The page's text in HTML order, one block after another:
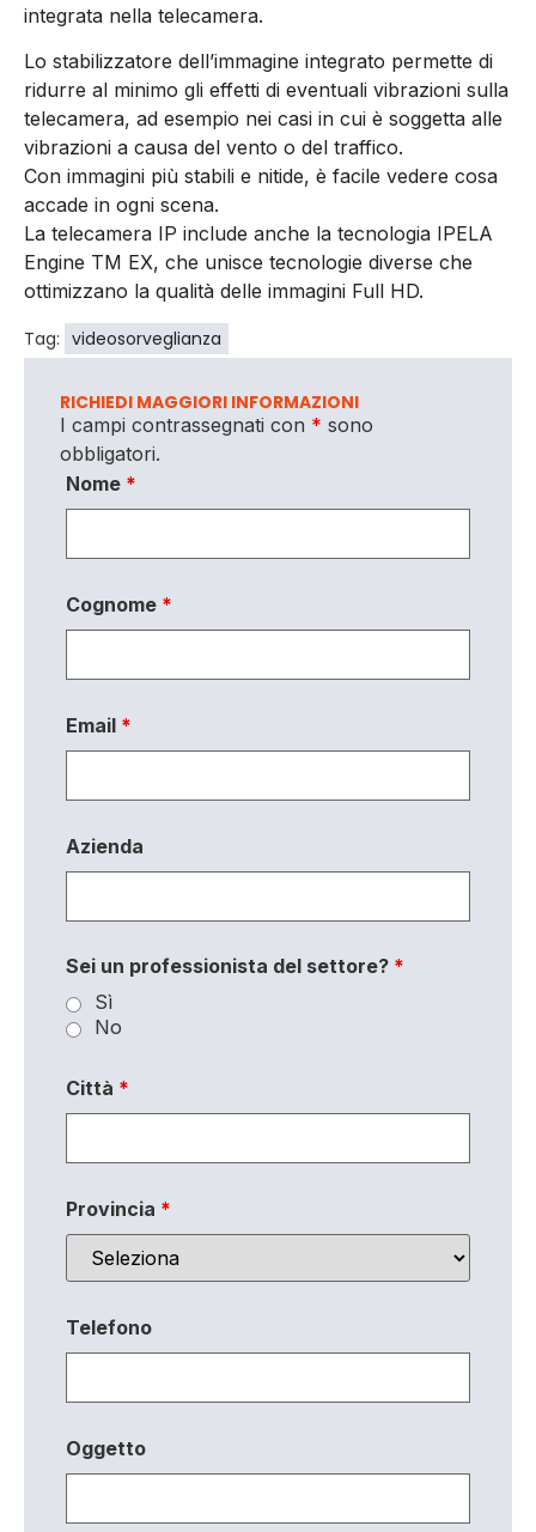
integrata nella telecamera.
Lo stabilizzatore dell’immagine integrato permette di
ridurre al minimo gli effetti di eventuali vibrazioni sulla
telecamera, ad esempio nei casi in cui è soggetta alle
vibrazioni a causa del vento o del traffico.
Con immagini più stabili e nitide, è facile vedere cosa
accade in ogni scena.
La telecamera IP include anche la tecnologia IPELA
Engine TM EX, che unisce tecnologie diverse che
ottimizzano la qualità delle immagini Full HD.
Tag: videosorveglianza
RICHIEDI MAGGIORI INFORMAZIONI
I campi contrassegnati con * sono
obbligatori.
Nome *
Cognome *
Email *
Azienda
Sei un professionista del settore? *
Sì
No
Città *
Provincia *
Telefono
Oggetto